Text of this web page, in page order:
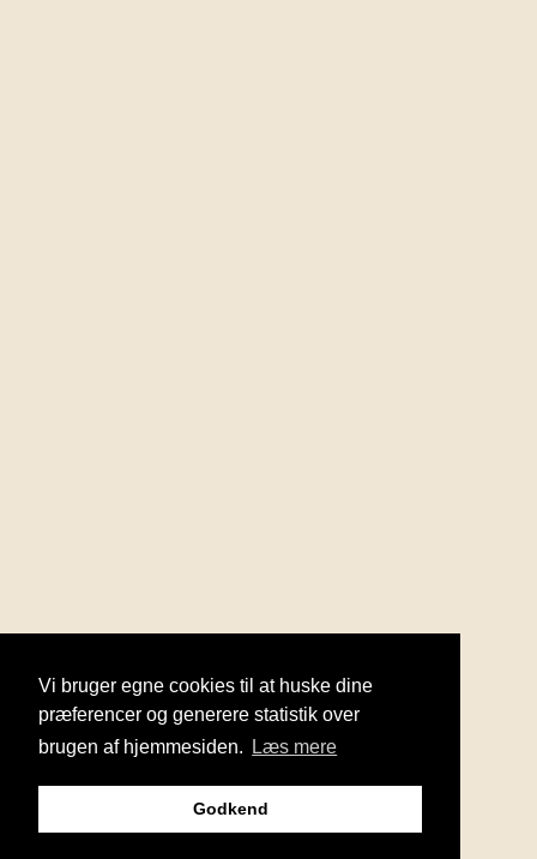
Vi bruger egne cookies til at huske dine
præferencer og generere statistik over
brugen af hjemmesiden.
Læs mere
Godkend